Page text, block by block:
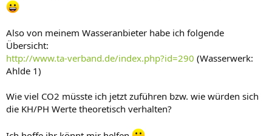
Also von meinem Wasseranbieter habe ich folgende
Übersicht:
http://www.ta-verband.de/index.php?id=290 (Wasserwerk:
Ahlde 1)
Wie viel CO2 müsste ich jetzt zuführen bzw. wie würden sich
die KH/PH Werte theoretisch verhalten?